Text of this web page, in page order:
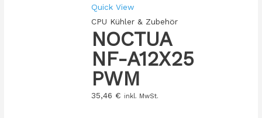
Quick View
CPU Kühler & Zubehör
NOCTUA
NF-A12X25
PWM
35,46 € inkl. MwSt.